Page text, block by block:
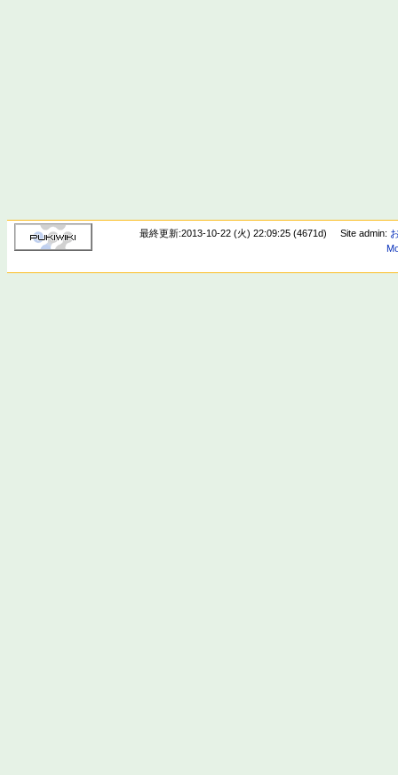
最終更新:2013-10-22 (火) 22:09:25 (4671d) Site admin: